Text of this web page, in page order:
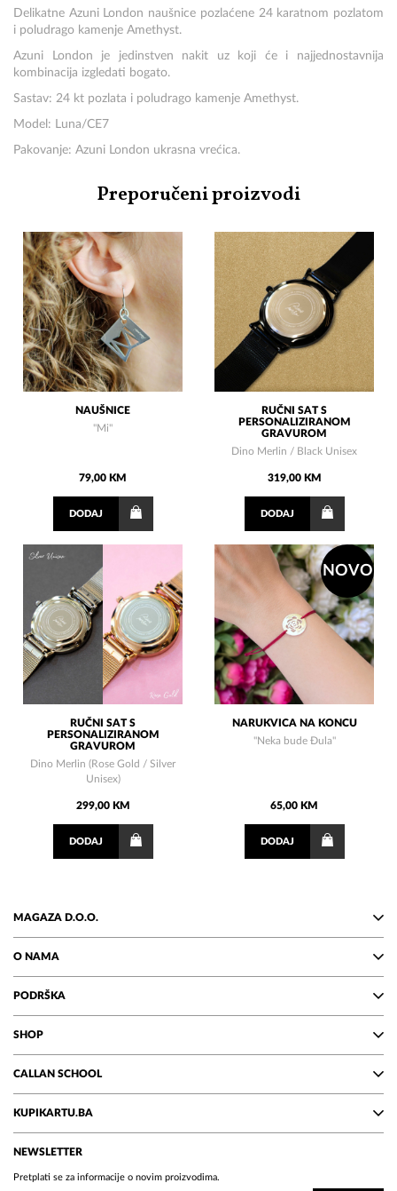
Delikatne Azuni London naušnice pozlaćene 24 karatnom pozlatom
i poludrago kamenje Amethyst.
Azuni London je jedinstven nakit uz koji će i najjednostavnija
kombinacija izgledati bogato.
Sastav: 24 kt pozlata i poludrago kamenje Amethyst.
Model: Luna/CE7
Pakovanje: Azuni London ukrasna vrećica.
Preporučeni proizvodi
NAUŠNICE
"Mi"
79,00 KM
DODAJ
RUČNI SAT S
PERSONALIZIRANOM
GRAVUROM
Dino Merlin / Black Unisex
319,00 KM
DODAJ
RUČNI SAT S
PERSONALIZIRANOM
GRAVUROM
Dino Merlin (Rose Gold / Silver
Unisex)
299,00 KM
DODAJ
NOVO
NARUKVICA NA KONCU
"Neka bude Đula"
65,00 KM
DODAJ
MAGAZA D.O.O.
O NAMA
PODRŠKA
SHOP
CALLAN SCHOOL
KUPIKARTU.BA
NEWSLETTER
Pretplati se za informacije o novim proizvodima.